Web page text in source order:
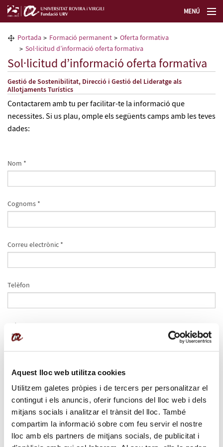
Aquest lloc web utilitza cookies
Utilitzem galetes pròpies i de tercers per personalitzar el
contingut i els anuncis, oferir funcions del lloc web i dels
mitjans socials i analitzar el trànsit del lloc. També
compartim la informació sobre com feu servir el nostre
lloc amb els partners de mitjans socials, de publicitat i
MENÚ
La Fundació URV
Formació permanent
Transferència de tecnologia
Portada Formació permanent
Oferta formativa
Sol·licitud d’informació oferta formativa
Sol·licitud d’informació oferta formativa
Gestió de Sostenibilitat, Direcció i Gestió del Lideratge als
Allotjaments Turístics
Contactarem amb tu per facilitar-te la informació que
necessites. Si us plau, omple els següents camps amb les teves
dades:
Nom *
Cognoms *
Correu electrònic *
Telèfon
País
Gènere
Femení
Masculí
Trobes a faltar alguna informació sobre el programa?